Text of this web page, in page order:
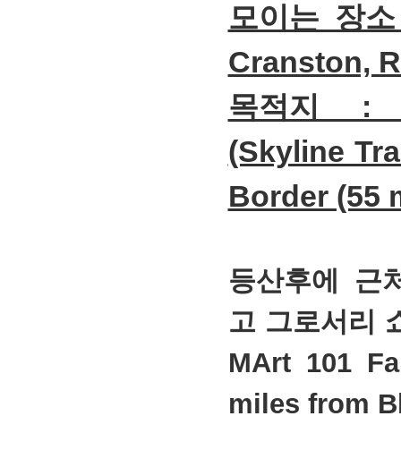
모이는 장
Cranston,
목적지 :
(Skyline
Border (55
등산후에 근
고 그로서리
MArt 101
miles from